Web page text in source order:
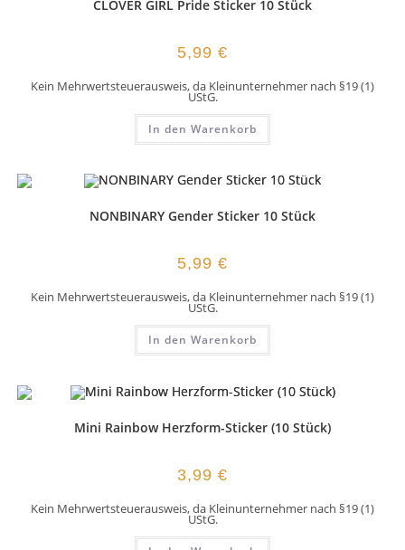
CLOVER GIRL Pride Sticker 10 Stück
5,99 €
Kein Mehrwertsteuerausweis, da Kleinunternehmer nach §19 (1)
UStG.
In den Warenkorb
NONBINARY Gender Sticker 10 Stück
5,99 €
Kein Mehrwertsteuerausweis, da Kleinunternehmer nach §19 (1)
UStG.
In den Warenkorb
Mini Rainbow Herzform-Sticker (10 Stück)
3,99 €
Kein Mehrwertsteuerausweis, da Kleinunternehmer nach §19 (1)
UStG.